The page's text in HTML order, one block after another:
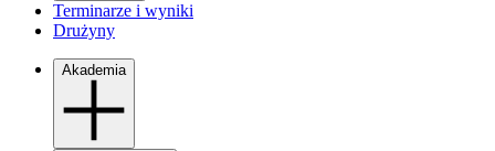
Terminarze i wyniki
Drużyny
Akademia